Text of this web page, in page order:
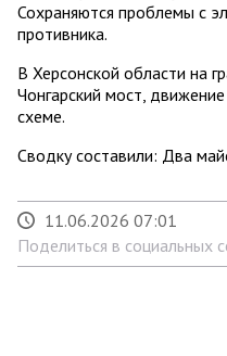
Сохраняются проблемы с
противника.
В Херсонской области на
Чонгарский мост,
схеме.
Сводку составили: Два
11.06.2026 07:01
Поделиться в социальных